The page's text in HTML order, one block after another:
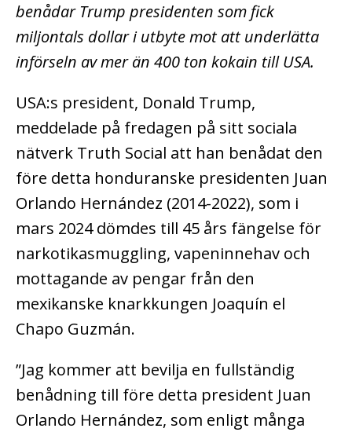
benådar Trump presidenten som fick
miljontals dollar i utbyte mot att underlätta
införseln av mer än 400 ton kokain till USA.
USA:s president, Donald Trump,
meddelade på fredagen på sitt sociala
nätverk Truth Social att han benådat den
före detta honduranske presidenten Juan
Orlando Hernández (2014-2022), som i
mars 2024 dömdes till 45 års fängelse för
narkotikasmuggling, vapeninnehav och
mottagande av pengar från den
mexikanske knarkkungen Joaquín el
Chapo Guzmán.
”Jag kommer att bevilja en fullständig
benådning till före detta president Juan
Orlando Hernández, som enligt många